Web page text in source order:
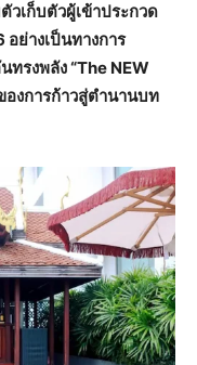
วเก็บตัวผู้เข้าประกวด
ย่างเป็นทางการ
รงพลัง “The NEW
งการก้าวสู่ตำนานบท